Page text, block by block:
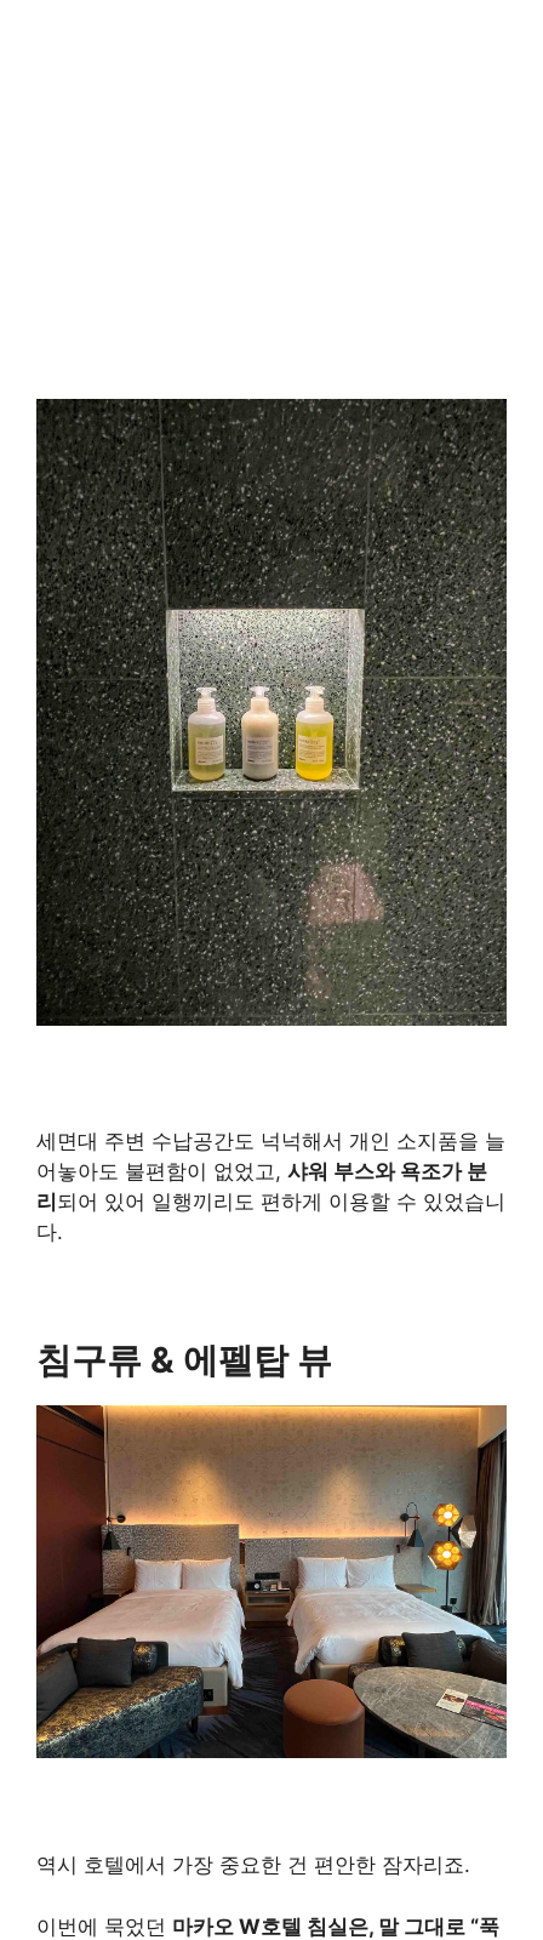
세면대 주변 수납공간도 넉넉해서 개인 소지품을 늘
어놓아도 불편함이 없었고, 샤워 부스와 욕조가 분
리 되어 있어 일행끼리도 편하게 이용할 수 있었습니
다.
침구류 & 에펠탑 뷰
역시 호텔에서 가장 중요한 건 편안한 잠자리죠.
이번에 묵었던 마카오 W호텔 침실은, 말 그대로 “푹